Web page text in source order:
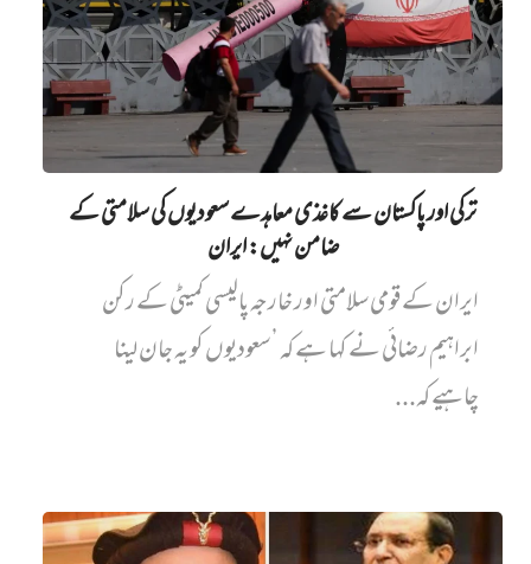
ترکی اور پاکستان سے کاغذی معاہدے سعودیوں کی سلامتی کے
ضامن نہیں‌: ایران
ایران کے قومی سلامتی اور خارجہ پالیسی کمیٹی کے رکن
ابراہیم رضائی نے کہا ہے کہ ’سعودیوں کو یہ جان لینا
چاہیے کہ...